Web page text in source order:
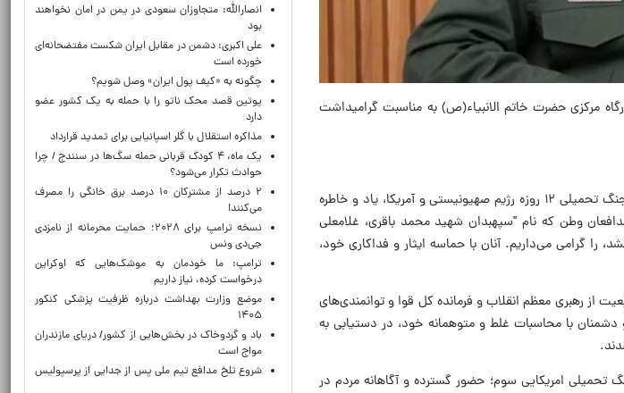
مرکزی حضرت خاتم الانبیاء(ص) به مناسبت گرامیداشت
در آستانه نخستین ۲۳ خرداد ماه، سالگرد آغاز دفاع مقدس ملت ایران در برابر جنگ تحمیلی ۱۲ روزه رژیم صهیونیستی و آمریکا، یاد و خاطره
وطن که نام "سپهبدان شهید محمد باقری، غلامعلی
گرامی می‌داریم. آنان با حماسه ایثار و فداکاری خود،
از رهبری معظم انقلاب و فرمانده کل قوا و توانمندی‌های
با محاسبات غلط و متوهمانه خود، در دستیابی به
امریکایی سوم؛ حضور گسترده و آگاهانه مردم در
انصارالله: متجاوزان سعودی در یمن در امان نخواهند
بود
علی اکبری: دشمن در مقابل ایران شکست مفتضحانه‌ای
خورده است
چگونه به «کیف پول ایران» وصل شویم؟
پوتین قصد محک ناتو را با حمله به یک کشور عضو
دارد
مذاکره استقلال با گلر اسپانیایی برای تمدید قرارداد
یک ماه، ۴ کودک قربانی حمله سگ‌ها در سنندج / چرا
حوادث تکرار می‌شود؟
۲ درصد از مشترکان ۱۰ درصد برق خانگی را مصرف
می‌کنند!
نسخه ترامپ برای ۲۰۲۸؛ حمایت محرمانه از نامزدی
جی‌دی ونس
ترامپ: ما خودمان به موشک‌هایی که اوکراین
درخواست کرده، نیاز داریم
موضع وزارت بهداشت درباره ظرفیت پزشکی کنکور
۱۴۰۵
باد و گردوخاک در بخش‌هایی از کشور/ دریای مازندران
مواج است
شروع تلخ مدافع تیم ملی پس از جدایی از پرسپولیس